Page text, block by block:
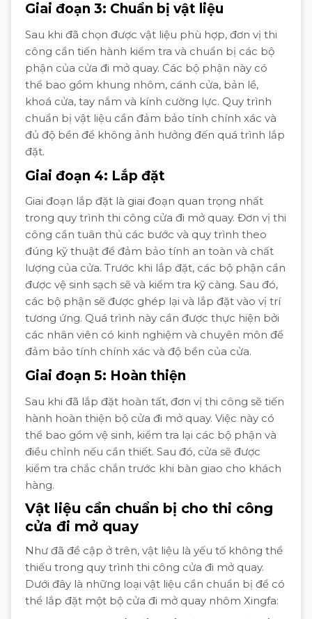
Giai đoạn 3: Chuẩn bị vật liệu
Sau khi đã chọn được vật liệu phù hợp, đơn vị thi
công cần tiến hành kiểm tra và chuẩn bị các bộ
phận của cửa đi mở quay. Các bộ phận này có
thể bao gồm khung nhôm, cánh cửa, bản lề,
khoá cửa, tay nắm và kính cường lực. Quy trình
chuẩn bị vật liệu cần đảm bảo tính chính xác và
đủ độ bền để không ảnh hưởng đến quá trình lắp
đặt.
Giai đoạn 4: Lắp đặt
Giai đoạn lắp đặt là giai đoạn quan trọng nhất
trong quy trình thi công cửa đi mở quay. Đơn vị thi
công cần tuân thủ các bước và quy trình theo
đúng kỹ thuật để đảm bảo tính an toàn và chất
lượng của cửa. Trước khi lắp đặt, các bộ phận cần
được vệ sinh sạch sẽ và kiểm tra kỹ càng. Sau đó,
các bộ phận sẽ được ghép lại và lắp đặt vào vị trí
tương ứng. Quá trình này cần được thực hiện bởi
các nhân viên có kinh nghiệm và chuyên môn để
đảm bảo tính chính xác và độ bền của cửa.
Giai đoạn 5: Hoàn thiện
Sau khi đã lắp đặt hoàn tất, đơn vị thi công sẽ tiến
hành hoàn thiện bộ cửa đi mở quay. Việc này có
thể bao gồm vệ sinh, kiểm tra lại các bộ phận và
điều chỉnh nếu cần thiết. Sau đó, cửa sẽ được
kiểm tra chắc chắn trước khi bàn giao cho khách
hàng.
Vật liệu cần chuẩn bị cho thi công
cửa đi mở quay
Như đã đề cập ở trên, vật liệu là yếu tố không thể
thiếu trong quy trình thi công cửa đi mở quay.
Dưới đây là những loại vật liệu cần chuẩn bị để có
thể lắp đặt một bộ cửa đi mở quay nhôm Xingfa: